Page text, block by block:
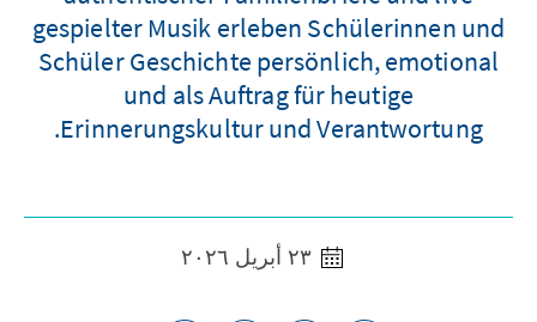
gespielter Musik erleben Schülerinnen und
Schüler Geschichte persönlich, emotional
und als Auftrag für heutige
Erinnerungskultur und Verantwortung.